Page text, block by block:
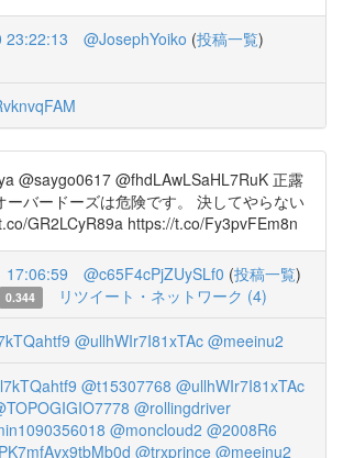
23:22:13 @JosephYoiko (投稿一覧)
@saygo0617 @fhdLAwLSaHL7RuK 正露
ーバードーズは危険です。 決してやらない
GR2LCyR89a https://t.co/Fy3pvFEm8n
17:06:59 @c65F4cPjZUySLf0 (投稿一覧)
0.344 リツイート・ネットワーク (4)
@ullhWIr7I81xTAc @meeinu2
@t15307768 @ullhWIr7I81xTAc
@rollingdriver
@moncloud2 @2008R6
@trxprince @meeinu2